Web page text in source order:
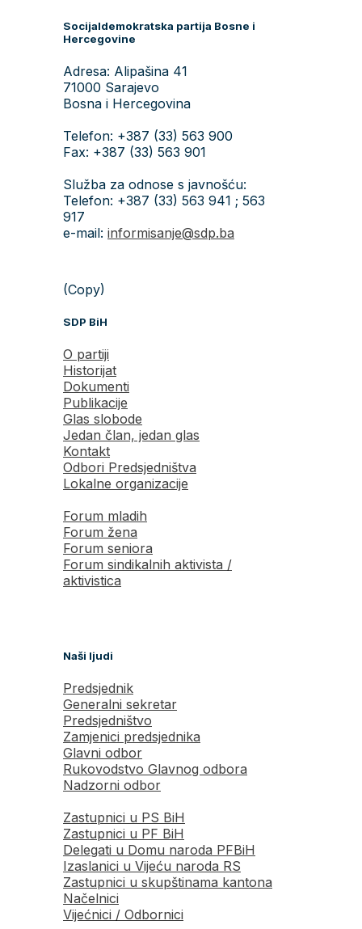
Socijaldemokratska partija Bosne i
Hercegovine
Adresa: Alipašina 41
71000 Sarajevo
Bosna i Hercegovina
Telefon: +387 (33) 563 900
Fax: +387 (33) 563 901
Služba za odnose s javnošću:
Telefon: +387 (33) 563 941 ; 563
917
e-mail: informisanje@sdp.ba
(Copy)
SDP BiH
O partiji
Historijat
Dokumenti
Publikacije
Glas slobode
Jedan član, jedan glas
Kontakt
Odbori Predsjedništva
Lokalne organizacije
Forum mladih
Forum žena
Forum seniora
Forum sindikalnih aktivista /
aktivistica
Naši ljudi
Predsjednik
Generalni sekretar
Predsjedništvo
Zamjenici predsjednika
Glavni odbor
Rukovodstvo Glavnog odbora
Nadzorni odbor
Zastupnici u PS BiH
Zastupnici u PF BiH
Delegati u Domu naroda PFBiH
Izaslanici u Vijeću naroda RS
Zastupnici u skupštinama kantona
Načelnici
Vijećnici / Odbornici